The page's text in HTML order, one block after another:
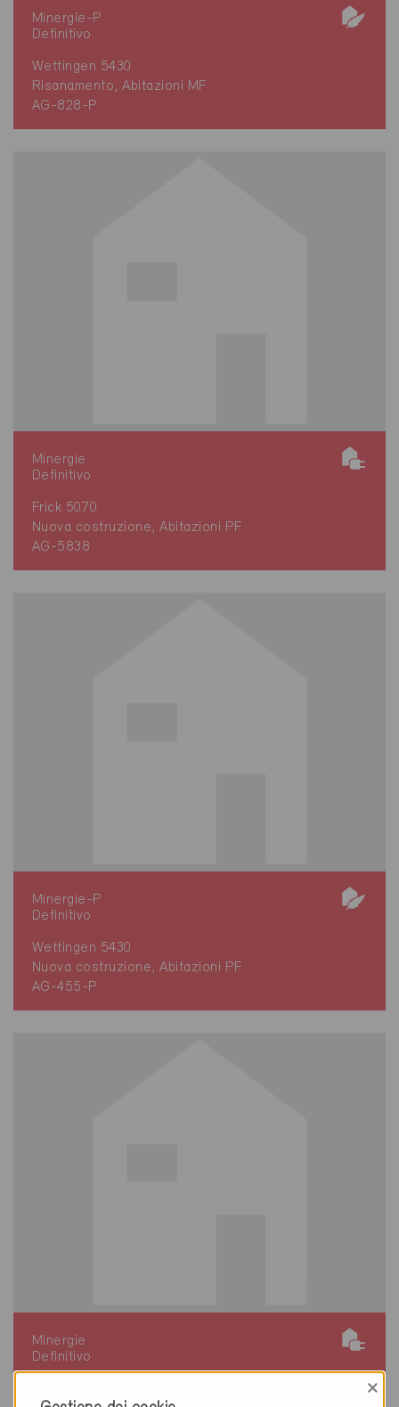
Minergie-P
Definitivo
Wettingen 5430
Risanamento, Abitazioni MF
AG-828-P
Minergie
Definitivo
Frick 5070
Nuova costruzione, Abitazioni PF
AG-5838
Minergie-P
Definitivo
Wettingen 5430
Nuova costruzione, Abitazioni PF
AG-455-P
Minergie
Definitivo
×